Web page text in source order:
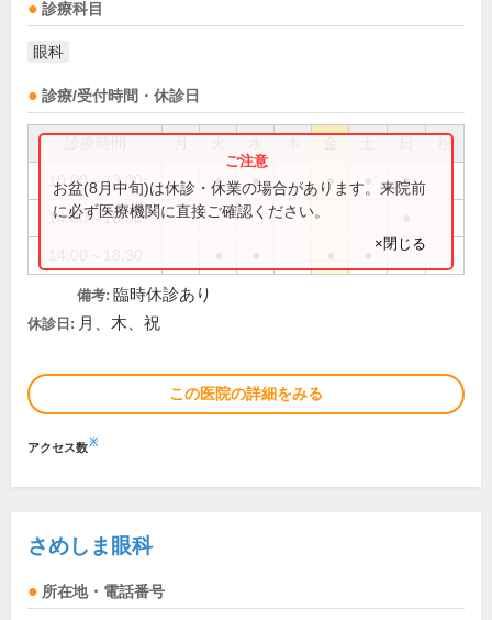
診療科目
眼科
診療/受付時間・休診日
祝
10:00～13:00 ● ● ● ●
14:00～18:00
お盆(8月中旬)は休診・休業の場合があります。来院前
に必ず医療機関に直接ご確認ください。
×閉じる
備考: 臨時休診あり
休診日: 月、木、祝
この医院の詳細をみる
アクセス数※
さめしま眼科
所在地・電話番号